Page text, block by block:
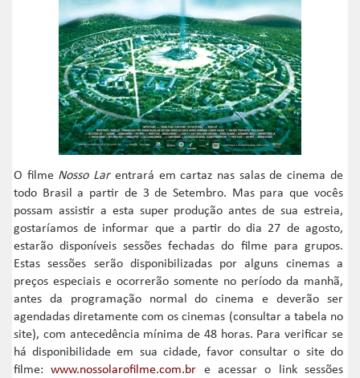
O filme Nosso Larentrará em cartaz nas salas de cinema de
todo Brasil a partir de 3 de Setembro. Mas para que vocês
possam assistir a esta super produção antes de sua estreia,
gostaríamos de informar que a partir do dia 27 de agosto,
estarão disponíveis sessões fechadas do filme para grupos.
Estas sessões serão disponibilizadas por alguns cinemas a
preços especiais e ocorrerão somente no período da manhã,
antes da programação normal do cinema e deverão ser
agendadas diretamente com os cinemas (consultar a tabela no
site), com antecedência mínima de 48 horas. Para verificar se
há disponibilidade em sua cidade, favor consultar o site do
filme:www.nossolarofilme.com.br e acessar o link sessões